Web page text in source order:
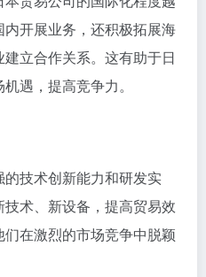
开展业务，还积极拓展海
立合作关系。这有助于日
遇，提高竞争力。
技术创新能力和研发实
术、新设备，提高贸易效
在激烈的市场竞争中脱颖